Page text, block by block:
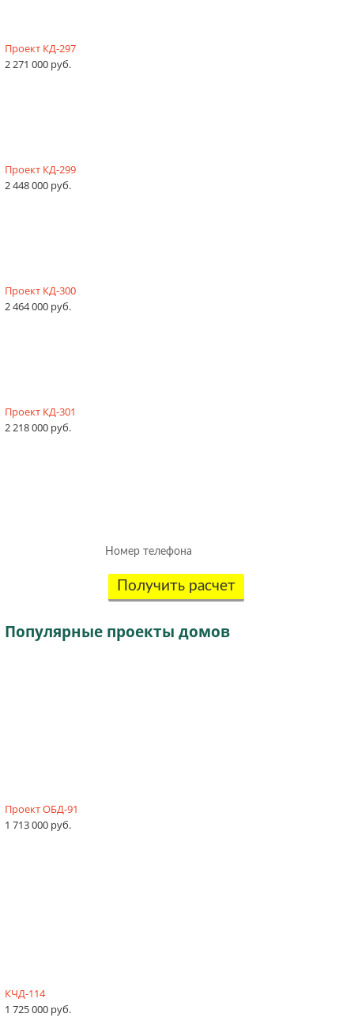
Проект КД-297
2 271 000 руб.
Проект КД-299
2 448 000 руб.
Проект КД-300
2 464 000 руб.
Проект КД-301
2 218 000 руб.
Получить расчет
Популярные проекты домов
Проект ОБД-91
1 713 000 руб.
КЧД-114
1 725 000 руб.